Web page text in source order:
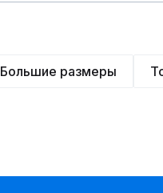
Большие размеры